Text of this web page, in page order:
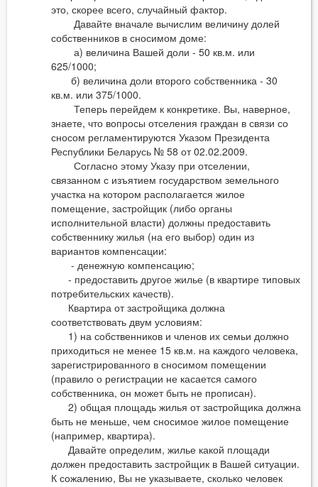
это, скорее всего, случайный фактор.
Давайте вначале вычислим величину долей
собственников в сносимом доме:
а) величина Вашей доли - 50 кв.м. или
625/1000;
б) величина доли второго собственника - 30
кв.м. или 375/1000.
Теперь перейдем к конкретике. Вы, наверное,
знаете, что вопросы отселения граждан в связи со
сносом регламентируются Указом Президента
Республики Беларусь № 58 от 02.02.2009.
Согласно этому Указу при отселении,
связанном с изъятием государством земельного
участка на котором располагается жилое
помещение, застройщик (либо органы
исполнительной власти) должны предоставить
собственнику жилья (на его выбор) один из
вариантов компенсации:
- денежную компенсацию;
- предоставить другое жилье (в квартире типовых
потребительских качеств).
Квартира от застройщика должна
соответствовать двум условиям:
1) на собственников и членов их семьи должно
приходиться не менее 15 кв.м. на каждого человека,
зарегистрированного в сносимом помещении
(правило о регистрации не касается самого
собственника, он может быть не прописан).
2) общая площадь жилья от застройщика должна
быть не меньше, чем сносимое жилое помещение
(например, квартира).
Давайте определим, жилье какой площади
должен предоставить застройщик в Вашей ситуации.
К сожалению, Вы не указываете, сколько человек